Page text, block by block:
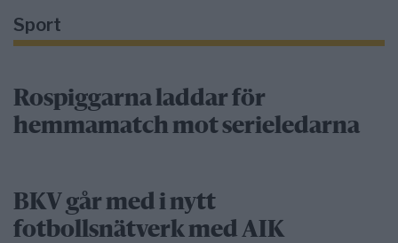
Sport
Rospiggarna laddar för
hemmamatch mot serieledarna
BKV går med i nytt
fotbollsnätverk med AIK